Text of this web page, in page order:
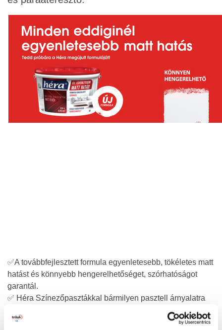
✅A továbbfejlesztett formula egyenletesebb, tökéletes matt
hatást és könnyebb hengerelhetőséget, szórhatóságot
garantál.
✅ Héra Színezőpasztákkal bármilyen pasztell árnyalatra
✅ Könnyen eldolgozható, kiváló fedőképessége mellé